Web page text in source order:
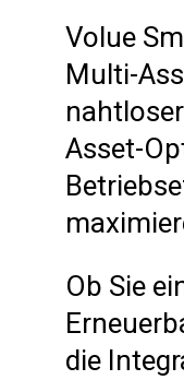
Volue
Multi-
Asset-
Ob Sie
die